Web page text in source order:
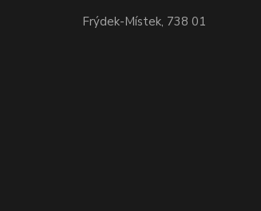
Frýdek-Místek, 738 01